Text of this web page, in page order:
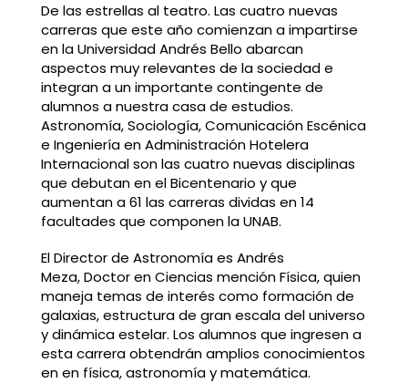
De las estrellas al teatro. Las cuatro nuevas
carreras que este año comienzan a impartirse
en la Universidad Andrés Bello abarcan
aspectos muy relevantes de la sociedad e
integran a un importante contingente de
alumnos a nuestra casa de estudios.
Astronomía, Sociología, Comunicación Escénica
e Ingeniería en Administración Hotelera
Internacional son las cuatro nuevas disciplinas
que debutan en el Bicentenario y que
aumentan a 61 las carreras dividas en 14
facultades que componen la UNAB.
El Director de Astronomía es Andrés
Meza, Doctor en Ciencias mención Física, quien
maneja temas de interés como formación de
galaxias, estructura de gran escala del universo
y dinámica estelar. Los alumnos que ingresen a
esta carrera obtendrán amplios conocimientos
en en física, astronomía y matemática.